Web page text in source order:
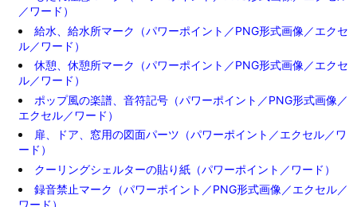
／ワード）
給水、給水所マーク（パワーポイント／PNG形式画像／エクセ
ル／ワード）
休憩、休憩所マーク（パワーポイント／PNG形式画像／エクセ
ル／ワード）
ポップ風の楽譜、音符記号（パワーポイント／PNG形式画像／
エクセル／ワード）
扉、ドア、窓用の図面パーツ（パワーポイント／エクセル／ワ
ード）
クーリングシェルターの貼り紙（パワーポイント／ワード）
録音禁止マーク（パワーポイント／PNG形式画像／エクセル／
ワード）